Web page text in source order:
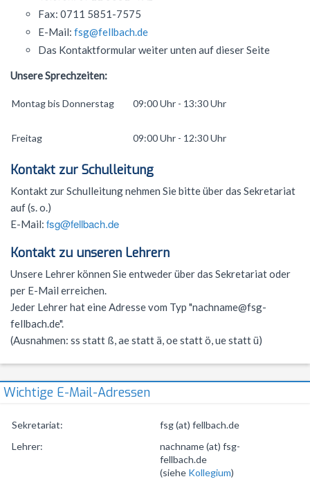
Förderverein
Aktuelles
Zweck des Vereins
Vorstand
Mensaverein
Verein ehemaliger Schüler
Geschichte
Wiederholung
Beglaubigung und Neuausstellung
Cambridge Certificate
Bio-AG
DELF-AG
Technik-AG
Schulsanitäter
Schülernachhilfe
Studium und Beruf (BOGY)
Studium und Beruf (BOGY)
Klassen 8-10
Sucht- und Gewaltprävention
Sozialpraktikum
Evangelische Religion
Französisch
Französisch
Warum Französisch?
Austausch
DELF
Gemeinschaftskunde
Geographie
G9: Informatik und Medienbildung
G8: IMP (Informatik, Mathematik, Physik)
Italienisch
Warum Italienisch?
Italienisch lernen
Außerunterrichtliches
Kursstufe
Italien-Austausch
Katholische Religion
Mathematik
Leitgedanken
Wettbewerbe
Musik
NWT
Sport
FSG Bigband
FSG Chor
Orchester Klassen 5-7
Chor Klassen 5-7
Italien-Austausch
Ungarn-Austausch
Jugend trainiert für Olympia
Konzerte
Theater
Schoolwear FSG
Krankmeldung
Terminplan
Ferienpläne
Anfahrt
Anmeldung Klasse 5
Schulanmeldung
Impressum
Fax: 0711 5851-7575
E-Mail: fsg@fellbach.de
Das Kontaktformular weiter unten auf dieser Seite
Unsere Sprechzeiten:
Montag bis Donnerstag 09:00 Uhr - 13:30 Uhr
Freitag 09:00 Uhr - 12:30 Uhr
Kontakt zur Schulleitung
Kontakt zur Schulleitung nehmen Sie bitte über das Sekretariat
auf (s. o.)
E-Mail: fsg@fellbach.de
Kontakt zu unseren Lehrern
Unsere Lehrer können Sie entweder über das Sekretariat oder
per E-Mail erreichen.
Jeder Lehrer hat eine Adresse vom Typ "nachname@fsg-
fellbach.de".
(Ausnahmen: ss statt ß, ae statt ä, oe statt ö, ue statt ü)
Wichtige E-Mail-Adressen
Sekretariat:
fsg (at) fellbach.de
Lehrer:
nachname (at) fsg-
fellbach.de
(siehe Kollegium)